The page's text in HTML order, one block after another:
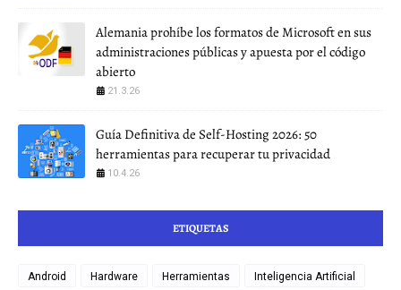
Alemania prohíbe los formatos de Microsoft en sus
administraciones públicas y apuesta por el código
abierto
21.3.26
Guía Definitiva de Self-Hosting 2026: 50
herramientas para recuperar tu privacidad
10.4.26
ETIQUETAS
Android Hardware Herramientas Inteligencia Artificial